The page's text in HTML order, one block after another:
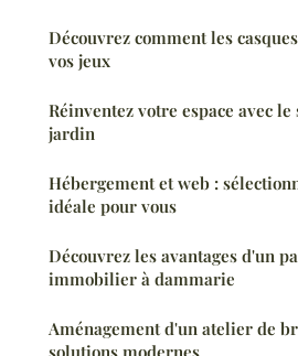
Découvrez comment les
vos jeux
Réinventez votre espace avec
jardin
Hébergement et web :
idéale pour vous
Découvrez les avantages d'un
immobilier à dammarie
Aménagement d'un atelier de
solutions modernes